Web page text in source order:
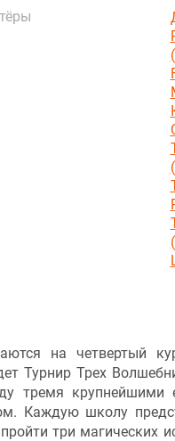
на четвертый
Турнир Трех
тремя
Каждую школу
три магических